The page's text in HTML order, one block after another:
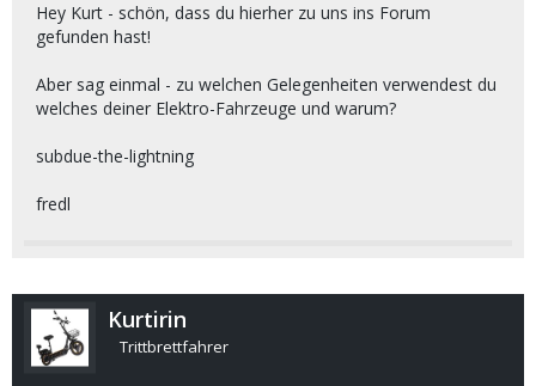
Hey Kurt - schön, dass du hierher zu uns ins Forum
gefunden hast!
Aber sag einmal - zu welchen Gelegenheiten verwendest du
welches deiner Elektro-Fahrzeuge und warum?
subdue-the-lightning
fredl
Kurtirin
Trittbrettfahrer